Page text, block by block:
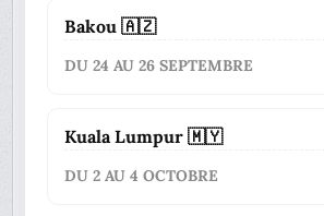
Bakou 🇦🇿
DU 24 AU 26 SEPTEMBRE
Kuala Lumpur 🇲🇾
DU 2 AU 4 OCTOBRE